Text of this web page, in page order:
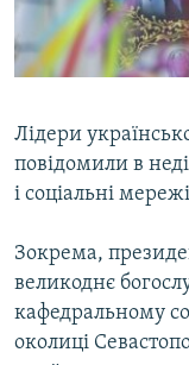
ВІДЕОУРОКИ
СВІДЧЕННЯ ОКУПАЦІЇ
ІНФОГРАФІКА
Русский
Qırımtatar
ДОЛУЧАЙСЯ!
Усі сайти RFE/
Лідери
повідомили в
і соціальні
Зокрема,
великоднє
кафедральному
околиці